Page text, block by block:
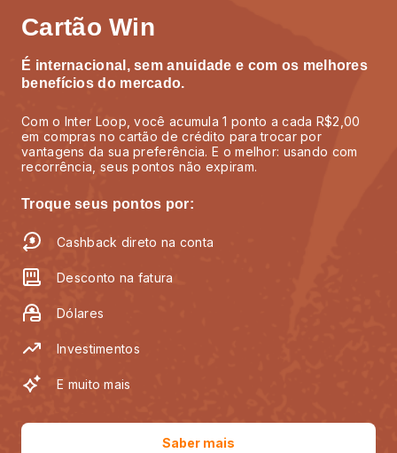
Cartão Win
É internacional, sem anuidade e com os melhores
benefícios do mercado.
Com o Inter Loop, você acumula 1 ponto a cada R$2,00
em compras no cartão de crédito para trocar por
vantagens da sua preferência. E o melhor: usando com
recorrência, seus pontos não expiram.
Troque seus pontos por:
Cashback direto na conta
Desconto na fatura
Dólares
Investimentos
E muito mais
Saber mais